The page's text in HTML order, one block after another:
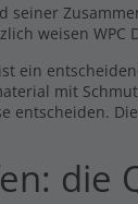
weisen WPC
ein
mit
entscheiden.
die